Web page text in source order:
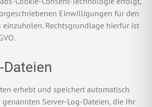
Einwilligungen für den
einzuholen. Rechtsgrundlage hierfür ist
Dateien
erhebt und speichert automatisch
Server-Log-Dateien, die Ihr